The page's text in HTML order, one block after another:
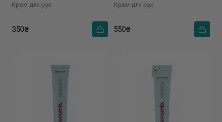
Крем для рук
350₴
Крем для рук
550₴